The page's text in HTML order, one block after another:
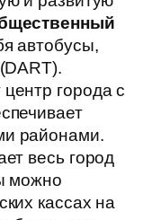
автобусы,
города с
районами.
весь город
можно
кассах на